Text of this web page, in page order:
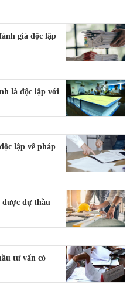
giá độc lập
là độc lập với
lập về pháp
được dự thầu
tư vấn có